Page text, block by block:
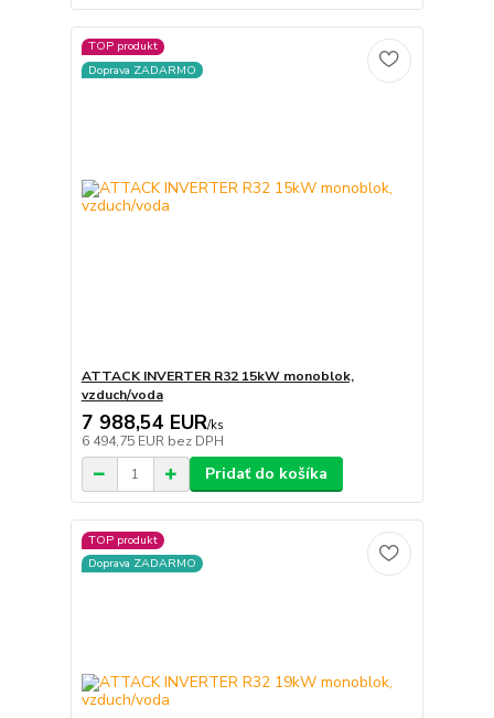
TOP produkt
Doprava ZADARMO
ATTACK INVERTER R32 15kW monoblok,
vzduch/voda
7 988,54 EUR/ks
6 494,75 EUR bez DPH
Pridať do košíka
TOP produkt
Doprava ZADARMO